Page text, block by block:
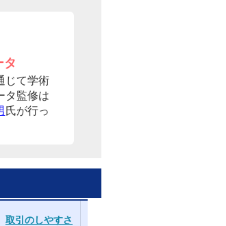
タ
じて学術
タ監修は
氏が行っ
取引のしやすさ